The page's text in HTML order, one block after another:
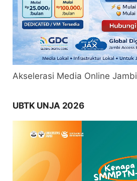
Akselerasi Media Online Jambi
UBTK UNJA 2026